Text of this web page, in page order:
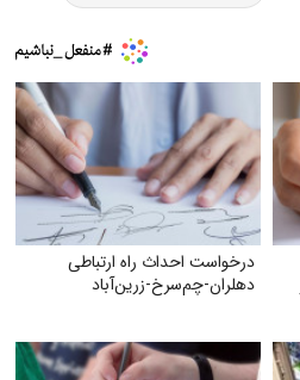
درخواست احداث راه ارتباطی
دهلران-چم‌سرخ-زرین‌آباد